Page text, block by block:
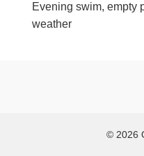
Evening swim, empty
weather
© 2026